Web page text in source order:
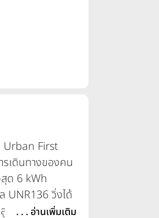
Urban First
เดินทางของคน
สุด 6 kWh
UNR136 วิ่งได้
สูงสุด 80 กม./
. . . อ่านเพิ่มเติม